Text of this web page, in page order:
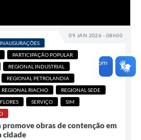
09 JAN 2026 - 08h00
INAUGURAÇÕES
PARTICIPAÇÃO POPULAR
REGIONAL INDUSTRIAL
REGIONAL PETROLANDIA
REGIONAL RIACHO
REGIONAL SEDE
SERVIÇO
SIM
promove obras de contenção em
cidade